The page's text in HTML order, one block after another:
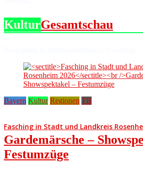
KulturGesamtschau
Bayern Kultur Regionen TB
Fasching in Stadt und Landkreis
Gardemärsche –
Festumzüge